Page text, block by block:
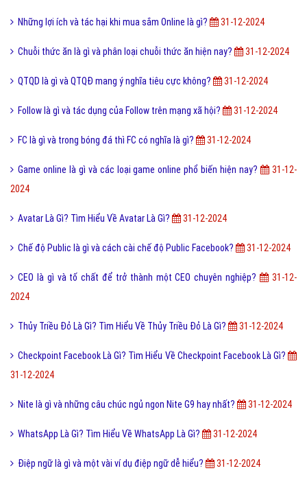
Những lợi ích và tác hại khi mua sắm Online là gì? 31-12-2024
Chuỗi thức ăn là gì và phân loại chuỗi thức ăn hiện nay? 31-12-2024
QTQD là gì và QTQĐ mang ý nghĩa tiêu cực không? 31-12-2024
Follow là gì và tác dụng của Follow trên mạng xã hội? 31-12-2024
FC là gì và trong bóng đá thì FC có nghĩa là gì? 31-12-2024
Game online là gì và các loại game online phổ biến hiện nay?
31-12-
2024
Avatar Là Gì? Tìm Hiểu Về Avatar Là Gì? 31-12-2024
Chế độ Public là gì và cách cài chế độ Public Facebook? 31-12-2024
CEO là gì và tố chất để trở thành một CEO chuyên nghiệp?
31-12-
2024
Thủy Triều Đỏ Là Gì? Tìm Hiểu Về Thủy Triều Đỏ Là Gì? 31-12-2024
Checkpoint Facebook Là Gì? Tìm Hiểu Về Checkpoint Facebook Là Gì?
31-12-2024
Nite là gì và những câu chúc ngủ ngon Nite G9 hay nhất? 31-12-2024
WhatsApp Là Gì? Tìm Hiểu Về WhatsApp Là Gì? 31-12-2024
Điệp ngữ là gì và một vài ví dụ điệp ngữ dễ hiểu? 31-12-2024